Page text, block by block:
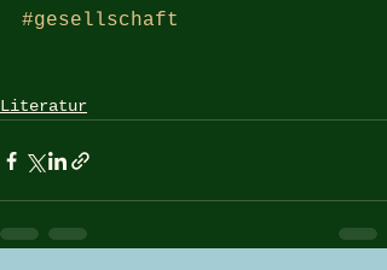
#gesellschaft
Literatur